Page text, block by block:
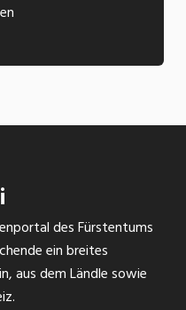
des Fürstentums
ein breites
aus dem Ländle sowie